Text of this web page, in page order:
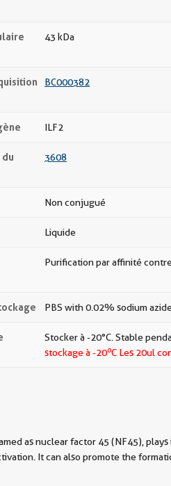
43 kDa
BC000382
ILF2
3608
Non conjugué
Liquide
Purification par affinité
PBS with 0.02% sodium
Stocker à -20°C. Stable
stockage à -20oC Les 20ul
as nuclear factor 45 (NF45),
It can also promote the